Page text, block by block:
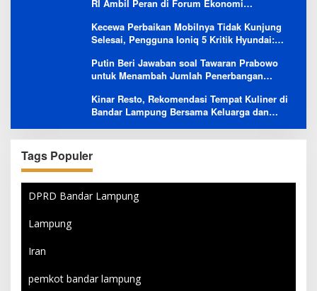
RI Ambil Peran di Forum Ekonomi
Kecewa Perbaikan Mobilnya Tidak Kunjung
Selesai, Pengguna Ioniq 5 Kritik Hyundai:
Sales
Putin Beri Jawaban soal Tawaran Prabowo
untuk Menambah Jumlah Penerbangan
Kinar Resto, Rekomendasi Tempat Kuliner di
Bandar Lampung Bersama Keluarga dan
Tags Populer
DPRD Bandar Lampung
Lampung
Iran
pemkot bandar lampung